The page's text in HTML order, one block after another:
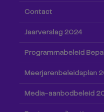
Contact
Jaarverslag 2024
Programmabeleid
Meerjarenbeleidsplan
Media-aanbodbeleid